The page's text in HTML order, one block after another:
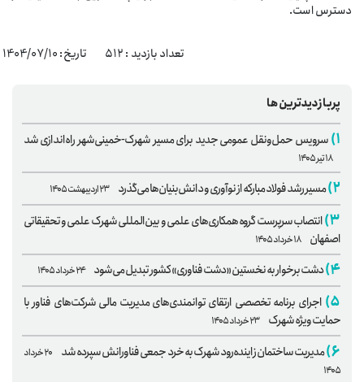
دسترس است.
تعداد بازدید : ۵۱۲ تاریخ: 1404/07/10
پربازدیدترین‌ها
سرویس حمل‌ونقل عمومی جدید برای مسیر شهرک-خمینی‌شهر راه‌اندازی شد
مسیر رشد فولاد مبارکه از نوآوری و دانش‌بنیان‌ها می‌گذرد ۲۳ اردیبهشت ۱۴۰۵
انتصاب سرپرست گروه همکاری‌های علمی و بین‌المللی شهرک علمی و تحقیقاتی
اصفهان ۱۸ خرداد ۱۴۰۵
دشت برخوار به نخستین «دشت فناوری» کشور تبدیل می‌شود ۲۴ خرداد ۱۴۰۵
اجرای برنامه تخصصی ارتقای توانمندی‌های مدیریت مالی شرکت‌های فناور با
حمایت ویژه شهرک ۲۳ خرداد ۱۴۰۵
مدیریت ساختمان زاینده‌رود شهرک به خرد جمعی فناورانش سپرده شد
۲۰ خرداد
۱۴۰۵